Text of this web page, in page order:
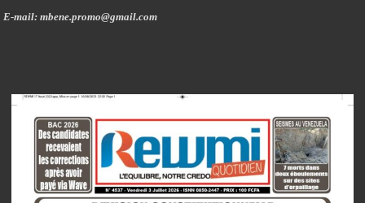
E-mail: mbene.promo@gmail.com